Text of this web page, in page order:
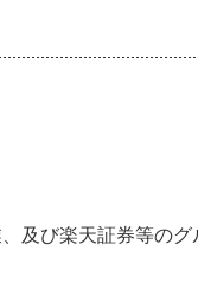
及び楽天証券等の